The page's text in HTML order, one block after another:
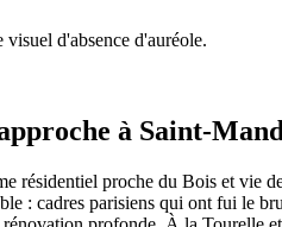
d'absence d'auréole.
à Saint-
résidentiel proche du Bois et vie
: cadres parisiens qui ont fui le